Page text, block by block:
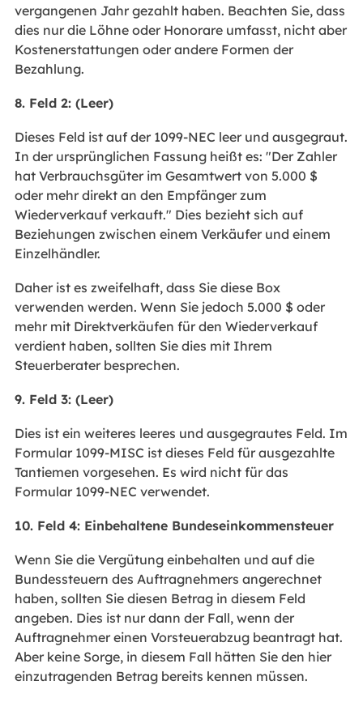
vergangenen Jahr gezahlt haben. Beachten Sie, dass
dies nur die Löhne oder Honorare umfasst, nicht aber
Kostenerstattungen oder andere Formen der
Bezahlung.
8. Feld 2: (Leer)
Dieses Feld ist auf der 1099-NEC leer und ausgegraut.
In der ursprünglichen Fassung heißt es: "Der Zahler
hat Verbrauchsgüter im Gesamtwert von 5.000 $
oder mehr direkt an den Empfänger zum
Wiederverkauf verkauft." Dies bezieht sich auf
Beziehungen zwischen einem Verkäufer und einem
Einzelhändler.
Daher ist es zweifelhaft, dass Sie diese Box
verwenden werden. Wenn Sie jedoch 5.000 $ oder
mehr mit Direktverkäufen für den Wiederverkauf
verdient haben, sollten Sie dies mit Ihrem
Steuerberater besprechen.
9. Feld 3: (Leer)
Dies ist ein weiteres leeres und ausgegrautes Feld. Im
Formular 1099-MISC ist dieses Feld für ausgezahlte
Tantiemen vorgesehen. Es wird nicht für das
Formular 1099-NEC verwendet.
10. Feld 4: Einbehaltene Bundeseinkommensteuer
Wenn Sie die Vergütung einbehalten und auf die
Bundessteuern des Auftragnehmers angerechnet
haben, sollten Sie diesen Betrag in diesem Feld
angeben. Dies ist nur dann der Fall, wenn der
Auftragnehmer einen Vorsteuerabzug beantragt hat.
Aber keine Sorge, in diesem Fall hätten Sie den hier
einzutragenden Betrag bereits kennen müssen.